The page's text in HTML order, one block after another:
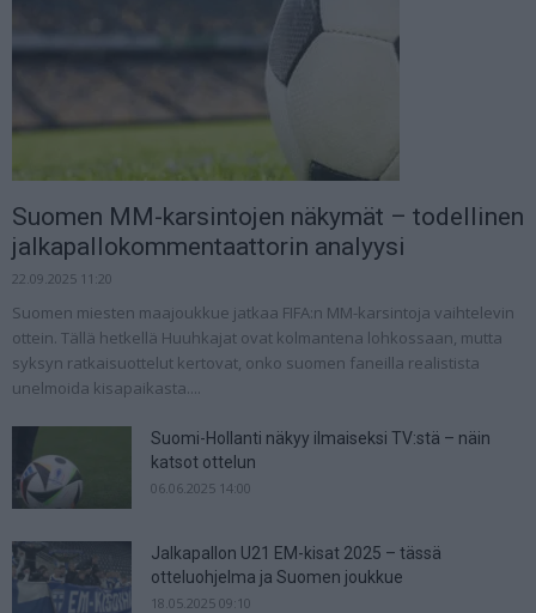
Suomen MM-karsintojen näkymät – todellinen
jalkapallokommentaattorin analyysi
22.09.2025 11:20
Suomen miesten maajoukkue jatkaa FIFA:n MM-karsintoja vaihtelevin
ottein. Tällä hetkellä Huuhkajat ovat kolmantena lohkossaan, mutta
syksyn ratkaisuottelut kertovat, onko suomen faneilla realistista
unelmoida kisapaikasta....
Suomi-Hollanti näkyy ilmaiseksi TV:stä – näin
katsot ottelun
06.06.2025 14:00
Jalkapallon U21 EM-kisat 2025 – tässä
otteluohjelma ja Suomen joukkue
18.05.2025 09:10